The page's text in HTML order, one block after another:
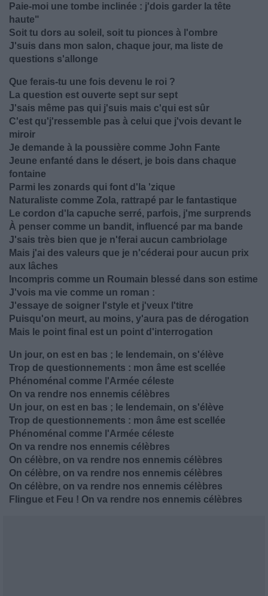
Paie-moi une tombe inclinée : j'dois garder la tête
haute"
Soit tu dors au soleil, soit tu pionces à l'ombre
J'suis dans mon salon, chaque jour, ma liste de
questions s'allonge
Que ferais-tu une fois devenu le roi ?
La question est ouverte sept sur sept
J'sais même pas qui j'suis mais c'qui est sûr
C'est qu'j'ressemble pas à celui que j'vois devant le
miroir
Je demande à la poussière comme John Fante
Jeune enfanté dans le désert, je bois dans chaque
fontaine
Parmi les zonards qui font d'la 'zique
Naturaliste comme Zola, rattrapé par le fantastique
Le cordon d'la capuche serré, parfois, j'me surprends
À penser comme un bandit, influencé par ma bande
J'sais très bien que je n'ferai aucun cambriolage
Mais j'ai des valeurs que je n'céderai pour aucun prix
aux lâches
Incompris comme un Roumain blessé dans son estime
J'vois ma vie comme un roman :
J'essaye de soigner l'style et j'veux l'titre
Puisqu'on meurt, au moins, y'aura pas de dérogation
Mais le point final est un point d'interrogation
Un jour, on est en bas ; le lendemain, on s'élève
Trop de questionnements : mon âme est scellée
Phénoménal comme l'Armée céleste
On va rendre nos ennemis célèbres
Un jour, on est en bas ; le lendemain, on s'élève
Trop de questionnements : mon âme est scellée
Phénoménal comme l'Armée céleste
On va rendre nos ennemis célèbres
On célèbre, on va rendre nos ennemis célèbres
On célèbre, on va rendre nos ennemis célèbres
On célèbre, on va rendre nos ennemis célèbres
Flingue et Feu ! On va rendre nos ennemis célèbres